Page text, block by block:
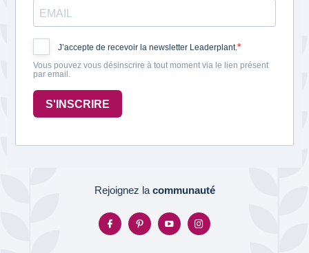
J’accepte de recevoir la newsletter Leaderplant.
Vous pouvez vous désinscrire à tout moment via le lien présent
par email.
S'INSCRIRE
Rejoignez la communauté